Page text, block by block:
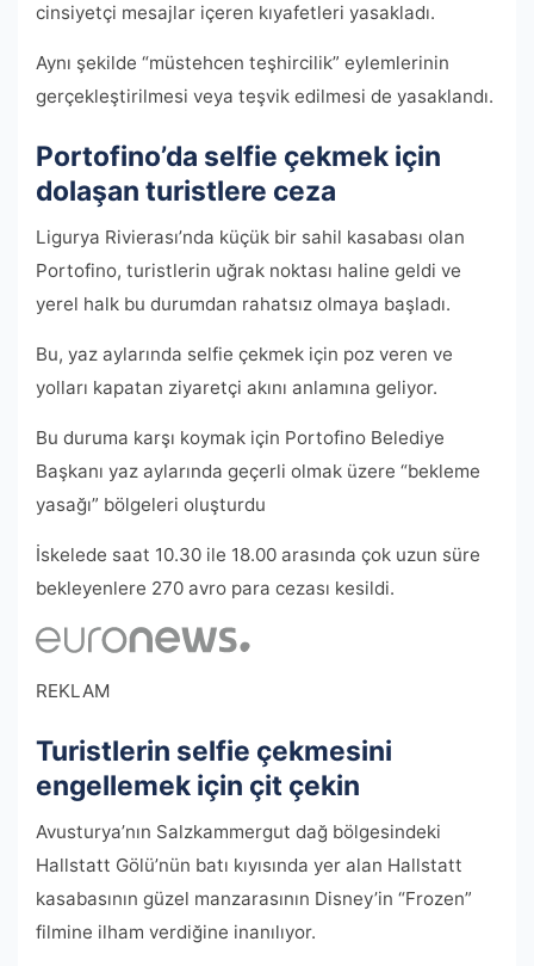
cinsiyetçi mesajlar içeren kıyafetleri yasakladı.
Aynı şekilde “müstehcen teşhircilik” eylemlerinin
gerçekleştirilmesi veya teşvik edilmesi de yasaklandı.
Portofino’da selfie çekmek için
dolaşan turistlere ceza
Ligurya Rivierası’nda küçük bir sahil kasabası olan
Portofino, turistlerin uğrak noktası haline geldi ve
yerel halk bu durumdan rahatsız olmaya başladı.
Bu, yaz aylarında selfie çekmek için poz veren ve
yolları kapatan ziyaretçi akını anlamına geliyor.
Bu duruma karşı koymak için Portofino Belediye
Başkanı yaz aylarında geçerli olmak üzere “bekleme
yasağı” bölgeleri oluşturdu
İskelede saat 10.30 ile 18.00 arasında çok uzun süre
bekleyenlere 270 avro para cezası kesildi.
REKLAM
Turistlerin selfie çekmesini
engellemek için çit çekin
Avusturya’nın Salzkammergut dağ bölgesindeki
Hallstatt Gölü’nün batı kıyısında yer alan Hallstatt
kasabasının güzel manzarasının Disney’in “Frozen”
filmine ilham verdiğine inanılıyor.